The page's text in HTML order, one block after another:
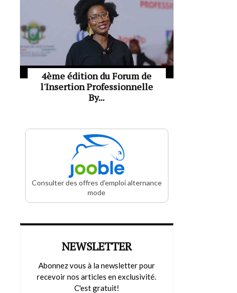
4ème édition du Forum de
l'Insertion Professionnelle
By...
Consulter des offres d'emploi alternance
mode
NEWSLETTER
Abonnez vous à la newsletter pour
recevoir nos articles en exclusivité.
C'est gratuit!